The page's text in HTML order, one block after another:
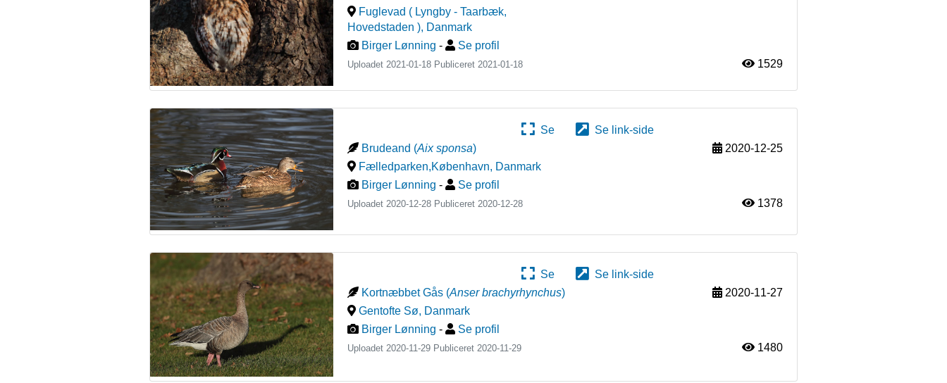
Fuglevad ( Lyngby - Taarbæk,
Hovedstaden ), Danmark
Birger Lønning - Se profil
Uploadet 2021-01-18 Publiceret 2021-01-18 1529
Se
Se link-side
Brudeand (Aix sponsa)
2020-12-25
Fælledparken,København, Danmark
Birger Lønning - Se profil
Uploadet 2020-12-28 Publiceret 2020-12-28 1378
Se
Se link-side
Kortnæbbet Gås (Anser brachyrhynchus)
2020-11-27
Gentofte Sø, Danmark
Birger Lønning - Se profil
Uploadet 2020-11-29 Publiceret 2020-11-29 1480